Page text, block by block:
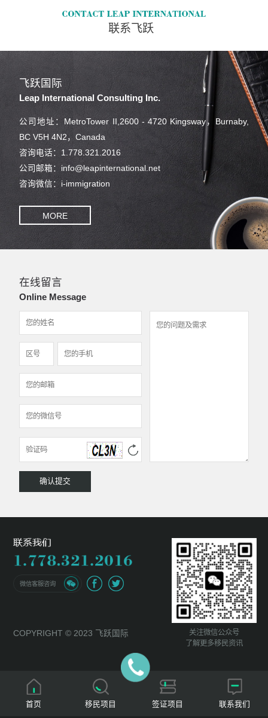
联系飞跃
飞跃国际
Leap International Consulting Inc.
公司地址：MetroTower II,2600 - 4720 Kingsway，Burnaby,
BC V5H 4N2，Canada
咨询电话：1.778.321.2016
公司邮箱：info@leapinternational.net
咨询微信：i-immigration
MORE
在线留言
Online Message
微信客服咨询
COPYRIGHT © 2023 飞跃国际
关注微信公众号
了解更多移民资讯
首页 移民项目 签证项目 联系我们